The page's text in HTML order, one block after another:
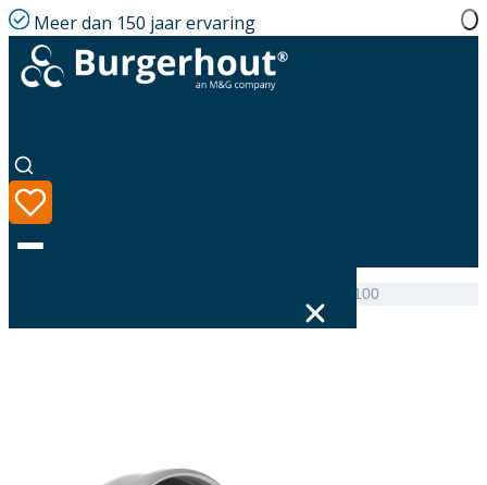
Meer dan 150 jaar ervaring
Oplossingen
Wall terminal + Elbow PP 60/100